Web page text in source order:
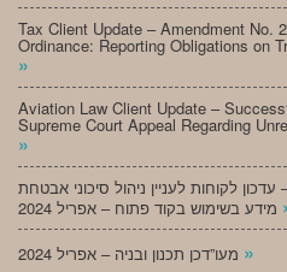
Tax Client Update – Amendment No.
Ordinance: Reporting Obligations on
»
Aviation Law Client Update –
Supreme Court Appeal Regarding
»
עדכון לקוחות לעניין ניהול סיכוני אבטחת
»